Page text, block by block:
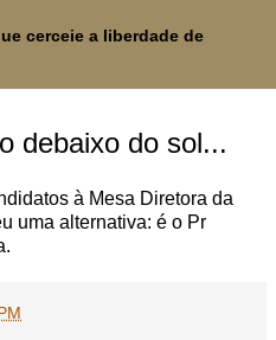
cerceie a liberdade de
debaixo do sol...
à Mesa Diretora da
uma alternativa: é o Pr